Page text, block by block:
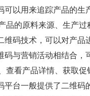
可以用来追踪产品的
品的原料来源、生产过
维码技术，可以对产品
码与营销活动相结合，
查看产品详情、获取促
平台一般提供了二维